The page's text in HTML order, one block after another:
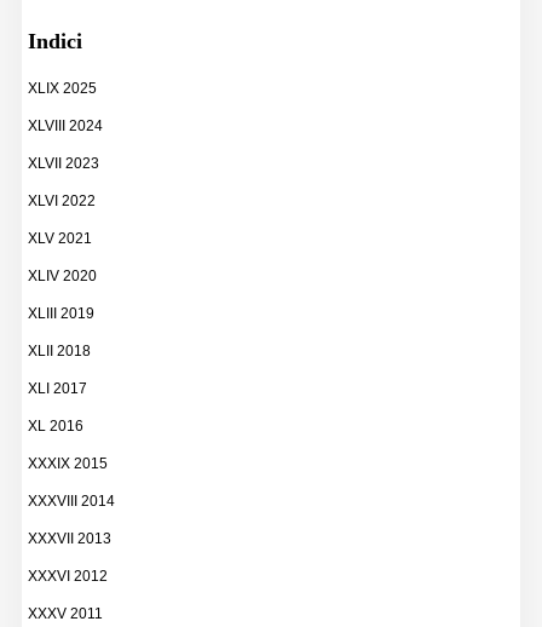
Indici
XLIX 2025
XLVIII 2024
XLVII 2023
XLVI 2022
XLV 2021
XLIV 2020
XLIII 2019
XLII 2018
XLI 2017
XL 2016
XXXIX 2015
XXXVIII 2014
XXXVII 2013
XXXVI 2012
XXXV 2011